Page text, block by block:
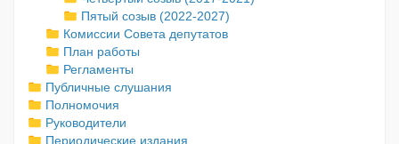
Пятый созыв (2022-2027)
Комиссии Совета депутатов
План работы
Регламенты
Публичные слушания
Полномочия
Руководители
Периодические издания